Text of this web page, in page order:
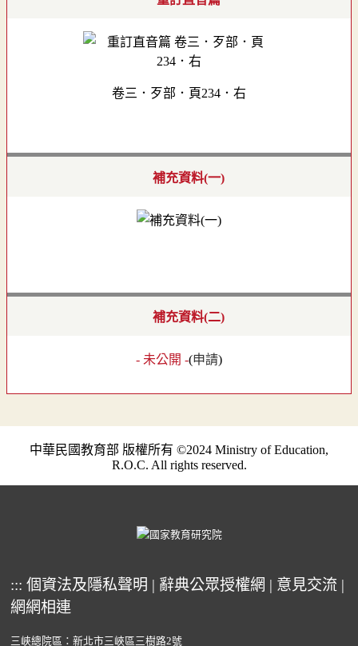
卷三．歹部．頁234．右
補充資料(一)
補充資料(二)
- 未公開 -(申請)
中華民國教育部 版權所有 ©2024 Ministry of Education,
R.O.C. All rights reserved.
::: 個資法及隱私聲明 | 辭典公眾授權網 | 意見交流 |
網網相連
三峽總院區：新北市三峽區三樹路2號